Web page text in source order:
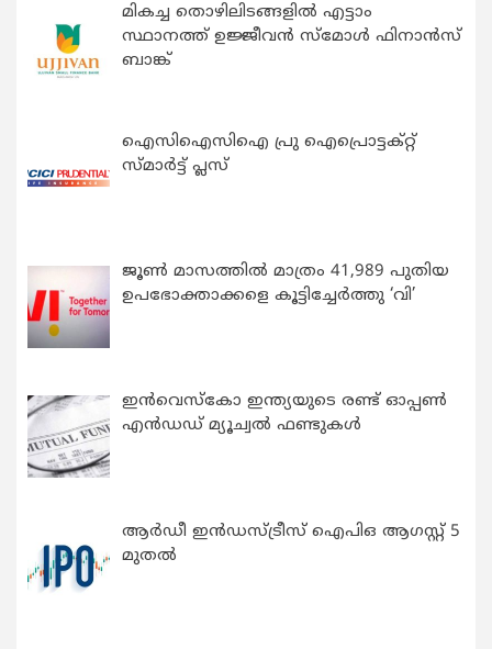
മികച്ച തൊഴിലിടങ്ങളിൽ എട്ടാം
സ്ഥാനത്ത് ഉജ്ജീവൻ സ്മോൾ ഫിനാൻസ്
ബാങ്ക്
ഐസിഐസിഐ പ്രു ഐപ്രൊട്ടക്റ്റ്
സ്മാർട്ട് പ്ലസ്
ജൂൺ മാസത്തിൽ മാത്രം 41,989 പുതിയ
ഉപഭോക്താക്കളെ കൂട്ടിച്ചേർത്തു ‘വി’
ഇന്‍വെസ്കോ ഇന്ത്യയുടെ രണ്ട് ഓപ്പണ്‍
എന്‍ഡഡ് മ്യൂച്വല്‍ ഫണ്ടുകള്‍
ആർഡീ ഇൻഡസ്ട്രീസ് ഐപിഒ ആഗസ്റ്റ് 5
മുതൽ